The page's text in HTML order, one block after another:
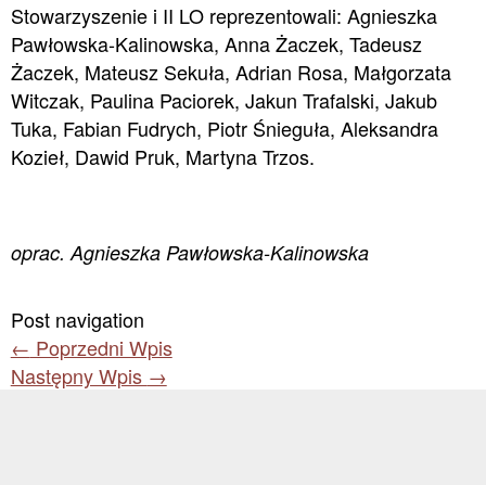
Stowarzyszenie i II LO reprezentowali: Agnieszka
Pawłowska-Kalinowska, Anna Żaczek, Tadeusz
Żaczek, Mateusz Sekuła, Adrian Rosa, Małgorzata
Witczak, Paulina Paciorek, Jakun Trafalski, Jakub
Tuka, Fabian Fudrych, Piotr Śnieguła, Aleksandra
Kozieł, Dawid Pruk, Martyna Trzos.
oprac. Agnieszka Pawłowska-Kalinowska
Post navigation
← Poprzedni Wpis
Następny Wpis →